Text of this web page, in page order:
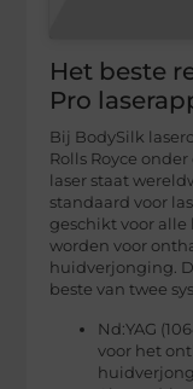
Het beste
Pro
Bij BodySilk
Rolls Royce
laser staat
standaard voor
geschikt voor
worden voor
huidverjonging.
beste van twee
Nd:YAG
voor het